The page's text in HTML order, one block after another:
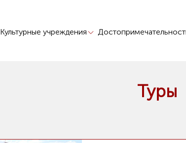
Культурные учреждения
Туры